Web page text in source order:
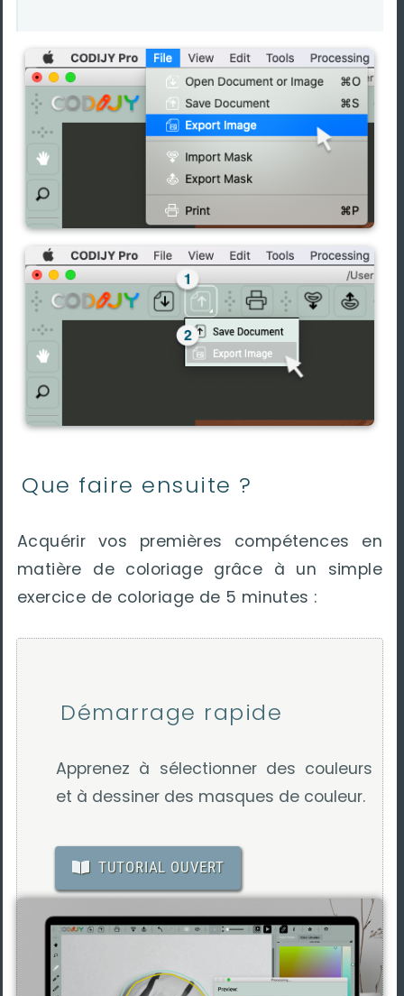
Que faire ensuite ?
Acquérir vos premières compétences en
matière de coloriage grâce à un simple
exercice de coloriage de 5 minutes :
Démarrage rapide
Apprenez à sélectionner des couleurs
et à dessiner des masques de couleur.
TUTORIAL OUVERT